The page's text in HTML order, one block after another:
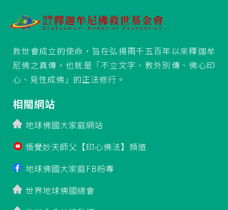
救世會成立的使命，旨在弘揚兩千五百年以來釋迦牟
尼佛之真傳，也就是「不立文字、教外別傳、佛心印
心、見性成佛」的正法修行。
相關網站
地球佛國大家庭網站
悟覺妙天師父【印心佛法】頻道
地球佛國大家庭FB粉專
世界地球佛國總會